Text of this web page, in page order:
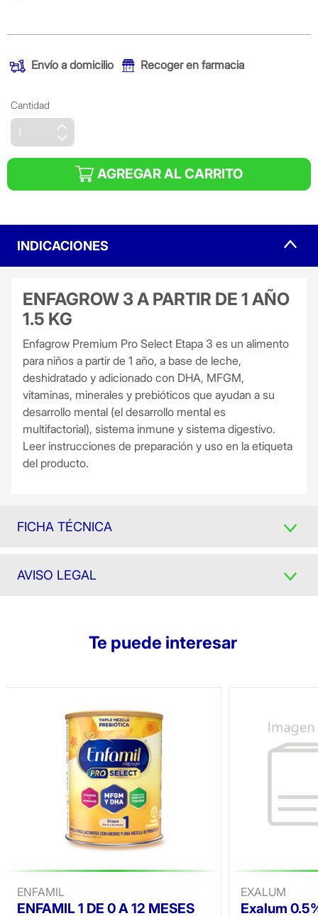
Envío a domicilio Recoger en farmacia
Cantidad
AGREGAR AL CARRITO
INDICACIONES
ENFAGROW 3 A PARTIR DE 1 AÑO
1.5 KG
Enfagrow Premium Pro Select Etapa 3 es un alimento
para niños a partir de 1 año, a base de leche,
deshidratado y adicionado con DHA, MFGM,
vitaminas, minerales y prebióticos que ayudan a su
desarrollo mental (el desarrollo mental es
multifactorial), sistema inmune y sistema digestivo.
Leer instrucciones de preparación y uso en la etiqueta
del producto.
FICHA TÉCNICA
AVISO LEGAL
Te puede interesar
ENFAMIL
ENFAMIL 1 DE 0 A 12 MESES
EXALUM
Exalum